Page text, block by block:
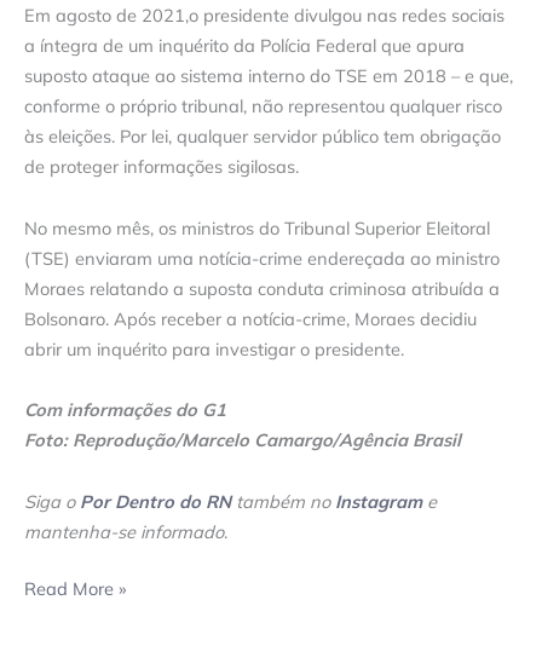
Em agosto de 2021,o presidente divulgou nas redes sociais
a íntegra de um inquérito da Polícia Federal que apura
suposto ataque ao sistema interno do TSE em 2018 – e que,
conforme o próprio tribunal, não representou qualquer risco
às eleições. Por lei, qualquer servidor público tem obrigação
de proteger informações sigilosas.
No mesmo mês, os ministros do Tribunal Superior Eleitoral
(TSE) enviaram uma notícia-crime endereçada ao ministro
Moraes relatando a suposta conduta criminosa atribuída a
Bolsonaro. Após receber a notícia-crime, Moraes decidiu
abrir um inquérito para investigar o presidente.
Com informações do G1
Foto: Reprodução/Marcelo Camargo/Agência Brasil
Siga o Por Dentro do RNtambém no Instagrame
mantenha-se informado.
Read More »